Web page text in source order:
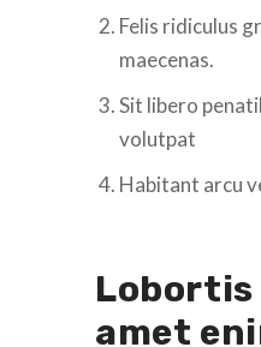
Felis ridiculus
maecenas.
Sit libero
volutpat
Habitant arcu
amet